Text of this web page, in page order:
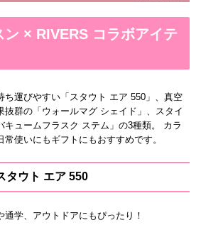
ン × RIVERS コラボアイテ
ち運びやすい「スタウト エア 550」、真空
抜群の「ウォールマグ シェイド」、スタイ
キュームフラスク ステム」の3種類。 カラ
使いにもギフトにもおすすめです。
タウト エア 550
学、アウトドアにもぴったり！